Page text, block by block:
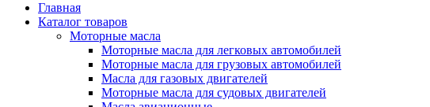
Главная
Каталог товаров
Моторные масла
Моторные масла для легковых автомобилей
Моторные масла для грузовых автомобилей
Масла для газовых двигателей
Моторные масла для судовых двигателей